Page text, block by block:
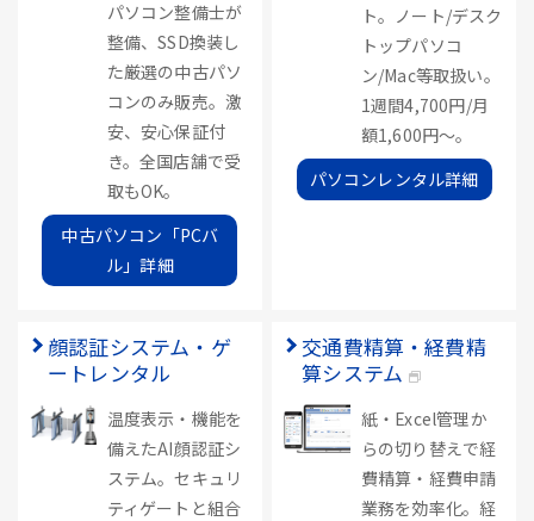
パソコン整備士が
整備、SSD換装し
た厳選の中古パソ
コンのみ販売。激
安、安心保証付
き。全国店舗で受
取もOK。
中古パソコン「PCバ
ル」詳細
ト。ノート/デスク
トップパソコ
ン/Mac等取扱い。
1週間4,700円/月
額1,600円～。
パソコンレンタル詳細
顔認証システム・ゲ
ートレンタル
温度表示・機能を
備えたAI顔認証シ
ステム。セキュリ
ティゲートと組合
交通費精算・経費精
算システム
紙・Excel管理か
らの切り替えで経
費精算・経費申請
業務を効率化。経